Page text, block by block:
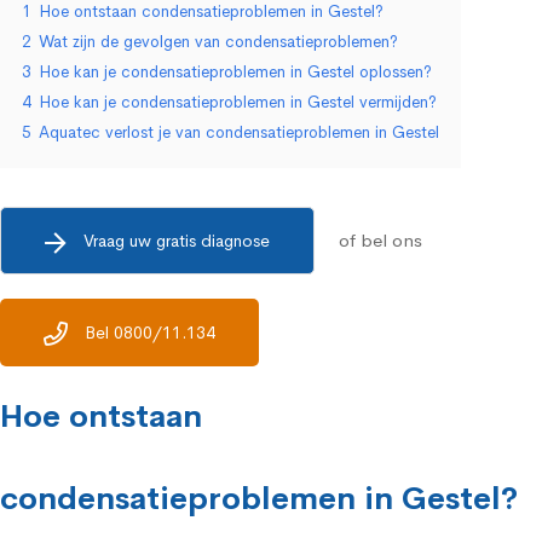
1 Hoe ontstaan condensatieproblemen in Gestel?
2 Wat zijn de gevolgen van condensatieproblemen?
3 Hoe kan je condensatieproblemen in Gestel oplossen?
4 Hoe kan je condensatieproblemen in Gestel vermijden?
5 Aquatec verlost je van condensatieproblemen in Gestel
Vraag uw gratis diagnose of bel ons
Bel 0800/11.134
Hoe ontstaan
condensatieproblemen in Gestel?